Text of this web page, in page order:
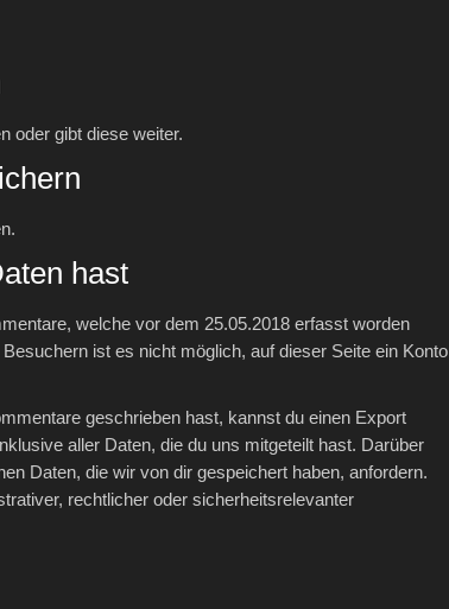
oder gibt diese weiter.
hast
welche vor dem 25.05.2018 erfasst worden
ist es nicht möglich, auf dieser Seite ein Konto
geschrieben hast, kannst du einen Export
aller Daten, die du uns mitgeteilt hast. Darüber
Daten, die wir von dir gespeichert haben, anfordern.
rechtlicher oder sicherheitsrelevanter